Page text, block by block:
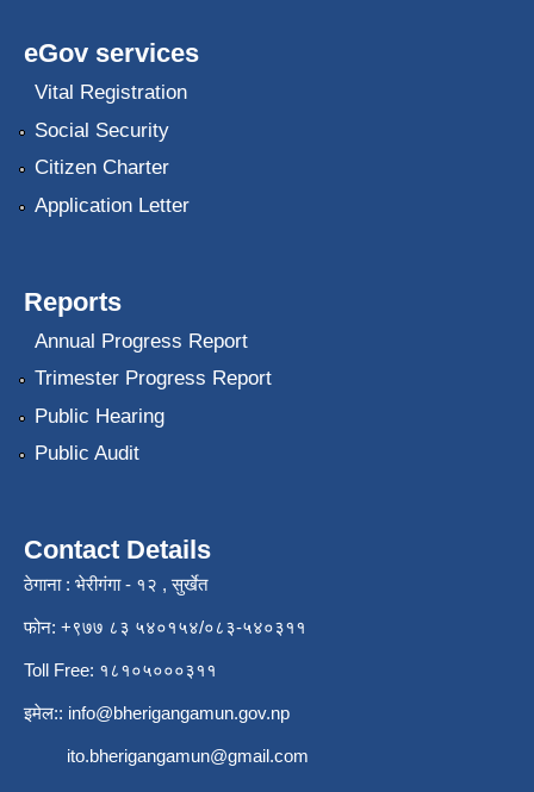
eGov services
Vital Registration
Social Security
Citizen Charter
Application Letter
Reports
Annual Progress Report
Trimester Progress Report
Public Hearing
Public Audit
Contact Details
ठेगाना : भेरीगंगा - १२ , सुर्खेत
फोन: +९७७ ८३ ५४०१५४/०८३-५४०३११
Toll Free: १८१०५०००३११
इमेल:: info@bherigangamun.gov.np
ito.bherigangamun@gmail.com